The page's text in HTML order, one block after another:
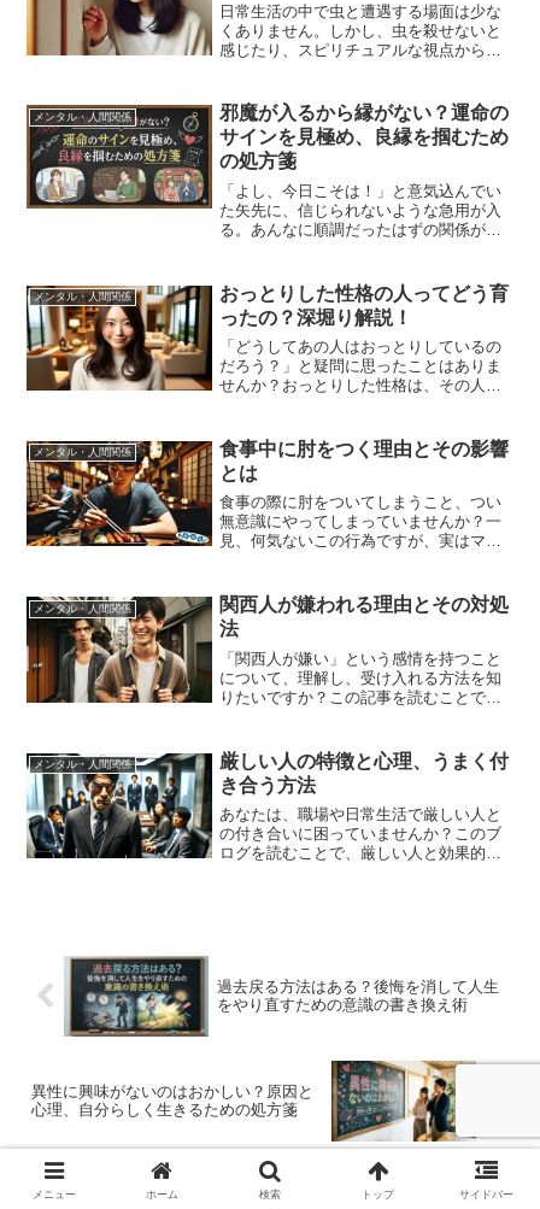
日常生活の中で虫と遭遇する場面は少な
くありません。しかし、虫を殺せないと
感じたり、スピリチュアルな視点からそ
徴的な意味を理解することで、新たな視
点を得られるかもしれませ...
メンタル・人間関係
邪魔が入るから縁がない？運命の
サインを見極め、良縁を掴むため
の処方箋
「よし、今日こそは！」と意気込んでい
た矢先に、信じられないような急用が入
る。あんなに順調だったはずの関係が、
ても「私には邪魔が入る運命なんだ」
「あの人とは縁がないんだな...
メンタル・人間関係
おっとりした性格の人ってどう育
ったの？深堀り解説！
「どうしてあの人はおっとりしているの
だろう？」と疑問に思ったことはありま
せんか？おっとりした性格は、その人の
た性格の背景と社会的な評価について理
解を深めることができます。...
メンタル・人間関係
食事中に肘をつく理由とその影響
とは
食事の際に肘をついてしまうこと、つい
無意識にやってしまっていませんか？一
見、何気ないこの行為ですが、実はマナ
があります。特に、フォーマルな食事や
ビジネスの場では、肘をつ...
メンタル・人間関係
関西人が嫌われる理由とその対処
法
「関西人が嫌い」という感情を持つこと
について、理解し、受け入れる方法を知
りたいですか？この記事を読むことで、
方法を学ぶことができます。◆本記事の
内容1. 関西人に対する...
メンタル・人間関係
厳しい人の特徴と心理、うまく付
き合う方法
あなたは、職場や日常生活で厳しい人と
の付き合いに困っていませんか？このブ
ログを読むことで、厳しい人と効果的に
過去戻る方法はある？後悔を消して人生
をやり直すための意識の書き換え術
異性に興味がないのはおかしい？原因と
心理、自分らしく生きるための処方箋
メニュー ホーム 検索 トップ サイドバー